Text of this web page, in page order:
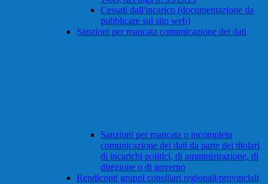
Cessati dall'incarico (documentazione da
pubblicare sul sito web)
Sanzioni per mancata comunicazione dei dati
Sanzioni per mancata o incompleta
comunicazione dei dati da parte dei titolari
di incarichi politici, di amministrazione, di
direzione o di governo
Rendiconti gruppi consiliari regionali/provinciali